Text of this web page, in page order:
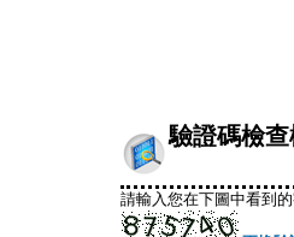
驗證碼檢查
請輸入您在下圖中看到